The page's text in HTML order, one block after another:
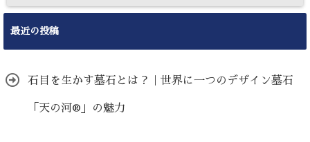
最近の投稿
石目を生かす墓石とは？｜世界に一つのデザイン墓石
「天の河®」の魅力